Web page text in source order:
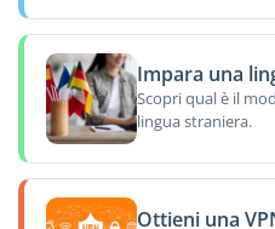
Impara una
Scopri qual è il
lingua straniera.
Ottieni una